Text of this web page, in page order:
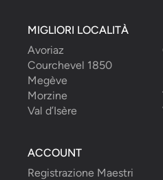
MIGLIORI LOCALITÀ
Avoriaz
Courchevel 1850
Megève
Morzine
Val d’Isère
ACCOUNT
Registrazione Maestri